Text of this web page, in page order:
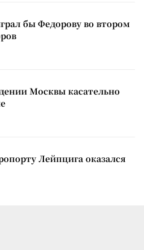
бы Федорову во втором
Москвы касательно
Лейпцига оказался